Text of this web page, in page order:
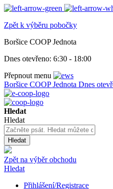
Zpět k výběru pobočky
Boršice COOP Jednota
Dnes otevřeno: 6:30 - 18:00
Přepnout menu
Boršice COOP Jednota Dnes
Hledat
Hledat
Hledat
Zpět na výběr obchodu
Hledat
Přihlášení/Registrace